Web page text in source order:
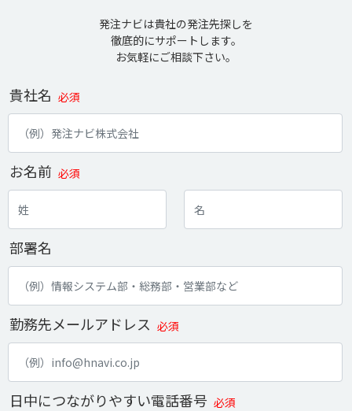
発注ナビは貴社の発注先探しを
徹底的にサポートします。
お気軽にご相談下さい。
貴社名 必須
お名前 必須
部署名
勤務先メールアドレス 必須
日中につながりやすい電話番号 必須